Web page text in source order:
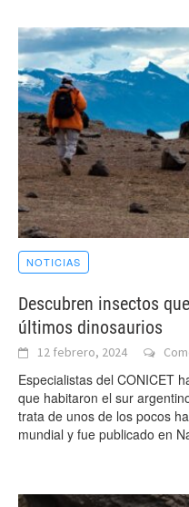
NOTICIAS
Descubren insectos
últimos dinosaurios
12 febrero, 2024
Especialistas del CONICET
que habitaron el sur
trata de unos de los pocos
mundial y fue publicado en